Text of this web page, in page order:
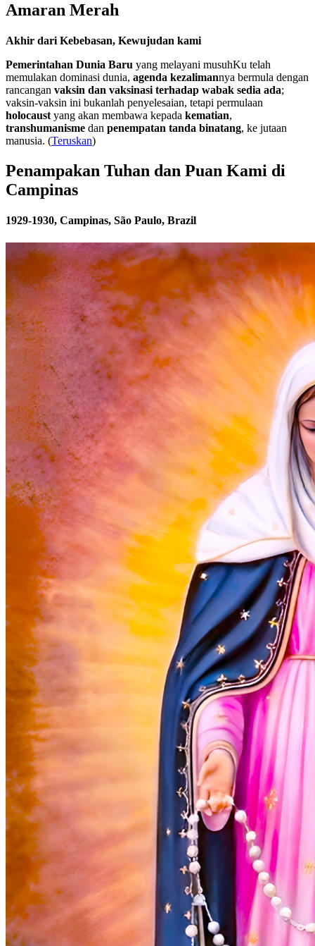
Amaran Merah
Akhir dari Kebebasan, Kewujudan kami
Pemerintahan Dunia Baru yang melayani musuhKu telah
memulakan dominasi dunia, agenda kezalimannya bermula dengan
rancangan vaksin dan vaksinasi terhadap wabak sedia ada;
vaksin-vaksin ini bukanlah penyelesaian, tetapi permulaan
holocaust yang akan membawa kepada kematian,
transhumanisme dan penempatan tanda binatang, ke jutaan
manusia. (Teruskan)
Penampakan Tuhan dan Puan Kami di
Campinas
1929-1930, Campinas, São Paulo, Brazil